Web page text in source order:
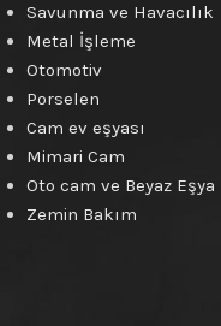
Savunma ve Havacılık
Metal İşleme
Otomotiv
Porselen
Cam ev eşyası
Mimari Cam
Oto cam ve Beyaz Eşya
Zemin Bakım